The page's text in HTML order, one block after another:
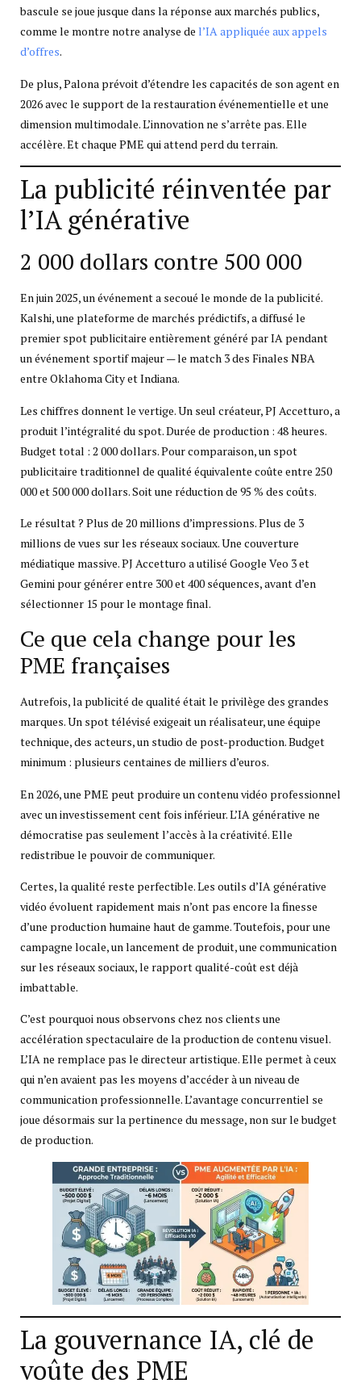
bascule se joue jusque dans la réponse aux marchés publics,
comme le montre notre analyse de l’IA appliquée aux appels
d’offres.
De plus, Palona prévoit d’étendre les capacités de son agent en
2026 avec le support de la restauration événementielle et une
dimension multimodale. L’innovation ne s’arrête pas. Elle
accélère. Et chaque PME qui attend perd du terrain.
La publicité réinventée par
l’IA générative
2 000 dollars contre 500 000
En juin 2025, un événement a secoué le monde de la publicité.
Kalshi, une plateforme de marchés prédictifs, a diffusé le
premier spot publicitaire entièrement généré par IA pendant
un événement sportif majeur — le match 3 des Finales NBA
entre Oklahoma City et Indiana.
Les chiffres donnent le vertige. Un seul créateur, PJ Accetturo, a
produit l’intégralité du spot. Durée de production : 48 heures.
Budget total : 2 000 dollars. Pour comparaison, un spot
publicitaire traditionnel de qualité équivalente coûte entre 250
000 et 500 000 dollars. Soit une réduction de 95 % des coûts.
Le résultat ? Plus de 20 millions d’impressions. Plus de 3
millions de vues sur les réseaux sociaux. Une couverture
médiatique massive. PJ Accetturo a utilisé Google Veo 3 et
Gemini pour générer entre 300 et 400 séquences, avant d’en
sélectionner 15 pour le montage final.
Ce que cela change pour les
PME françaises
Autrefois, la publicité de qualité était le privilège des grandes
marques. Un spot télévisé exigeait un réalisateur, une équipe
technique, des acteurs, un studio de post-production. Budget
minimum : plusieurs centaines de milliers d’euros.
En 2026, une PME peut produire un contenu vidéo professionnel
avec un investissement cent fois inférieur. L’IA générative ne
démocratise pas seulement l’accès à la créativité. Elle
redistribue le pouvoir de communiquer.
Certes, la qualité reste perfectible. Les outils d’IA générative
vidéo évoluent rapidement mais n’ont pas encore la finesse
d’une production humaine haut de gamme. Toutefois, pour une
campagne locale, un lancement de produit, une communication
sur les réseaux sociaux, le rapport qualité-coût est déjà
imbattable.
C’est pourquoi nous observons chez nos clients une
accélération spectaculaire de la production de contenu visuel.
L’IA ne remplace pas le directeur artistique. Elle permet à ceux
qui n’en avaient pas les moyens d’accéder à un niveau de
communication professionnelle. L’avantage concurrentiel se
joue désormais sur la pertinence du message, non sur le budget
de production.
La gouvernance IA, clé de
voûte des PME